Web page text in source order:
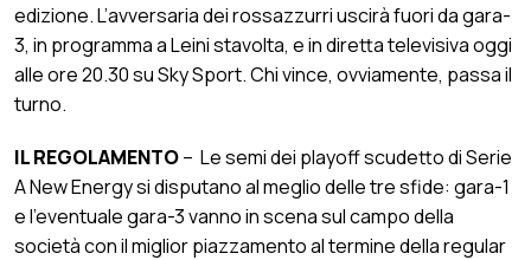
edizione. L’avversaria dei rossazzurri uscirà fuori da gara-
3, in programma a Leini stavolta, e in diretta televisiva oggi
alle ore 20.30 su Sky Sport. Chi vince, ovviamente, passa il
turno.
IL REGOLAMENTO– Le semi dei playoff scudetto di Serie
A New Energy si disputano al meglio delle tre sfide: gara-1
e l’eventuale gara-3 vanno in scena sul campo della
società con il miglior piazzamento al termine della regular